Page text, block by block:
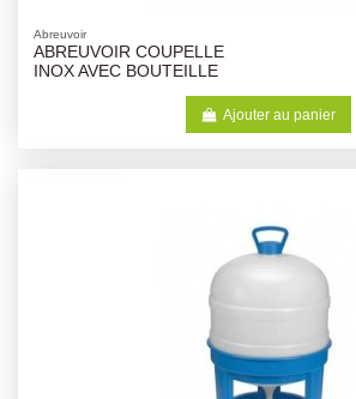
Abreuvoir
ABREUVOIR COUPELLE
INOX AVEC BOUTEILLE
Ajouter au panier